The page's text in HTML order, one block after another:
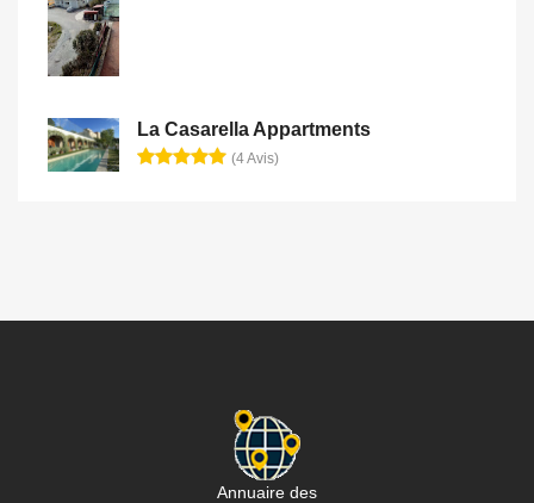
La Casarella Appartments
(4 Avis)
Annuaire des